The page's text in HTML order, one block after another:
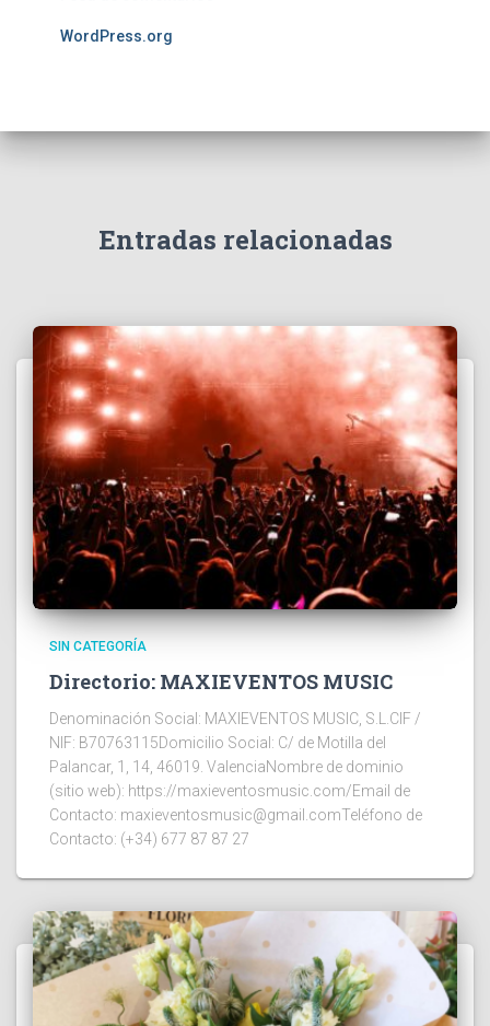
WordPress.org
Entradas relacionadas
SIN CATEGORÍA
Directorio: MAXIEVENTOS MUSIC
Denominación Social: MAXIEVENTOS MUSIC, S.L.CIF /
NIF: B70763115Domicilio Social: C/ de Motilla del
Palancar, 1, 14, 46019. ValenciaNombre de dominio
(sitio web): https://maxieventosmusic.com/Email de
Contacto: maxieventosmusic@gmail.comTeléfono de
Contacto: (+34) 677 87 87 27